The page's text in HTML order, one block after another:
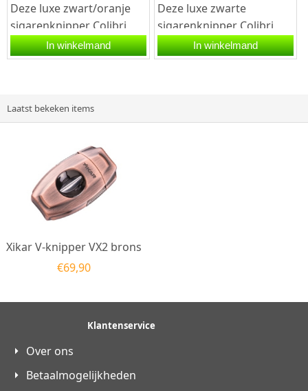
Deze luxe zwart/oranje
sigarenknipper Colibri
Cut Blades is voorzien van
twee snijmessen...
In winkelmand
Deze luxe zwarte
sigarenknipper Colibri
Cut Blades is voorzien van
twee snijmessen van...
In winkelmand
Laatst bekeken items
Xikar V-knipper VX2 brons
€69,90
Klantenservice
Over ons
Betaalmogelijkheden